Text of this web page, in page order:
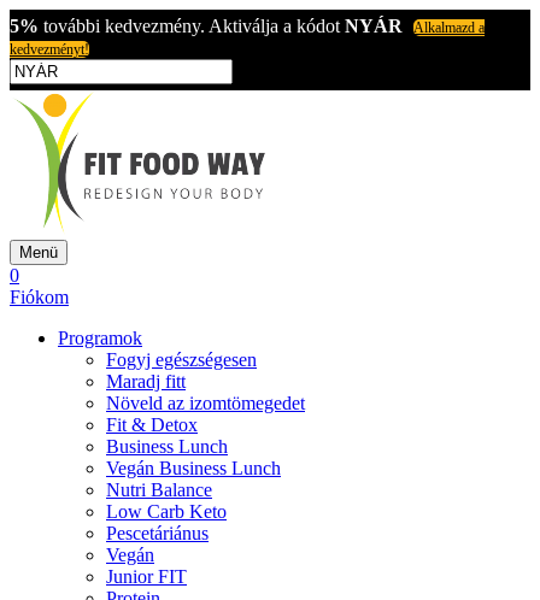
5% további kedvezmény. Aktiválja a kódot NYÁR
Alkalmazd a
kedvezményt!
Menü
0
Fiókom
Programok
Fogyj egészségesen
Maradj fitt
Növeld az izomtömegedet
Fit & Detox
Business Lunch
Vegán Business Lunch
Nutri Balance
Low Carb Keto
Pescetáriánus
Vegán
Junior FIT